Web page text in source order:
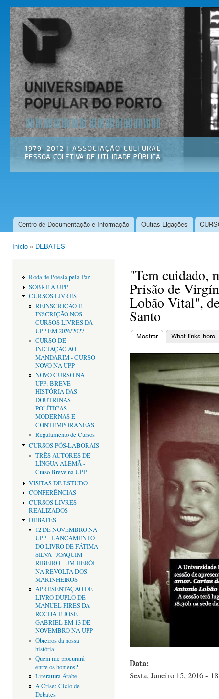
Universidade
Popular do
Porto
Associação
Cultural
Menu principal
Centro de Documentação e Informação Outras Ligações
Início » DEBATES
Roda de Poesia pela Paz
SOBRE A UPP
CURSOS LIVRES
REINSCRIÇÃO E
INSCRIÇÃO NOS
CURSOS LIVRES DA
UPP EM 2026/2027
CURSO DE
INICIAÇÃO AO
MANDARIM - CURSO
NOVO NA UPP
NOVO CURSO NA
UPP: BREVE
HISTÓRIA DAS
DOUTRINAS
POLÍTICAS
MODERNAS E
CONTEMPORÂNEAS
Regulamento de Cursos
CURSOS PÓS-LABORAIS
TRÊS AUTORES DE
LÍNGUA ALEMÃ -
Curso Breve na UPP
VISITAS DE ESTUDO
CONFERÊNCIAS
CURSOS LIVRES
REALIZADOS
DEBATES
12 DE NOVEMBRO NA
UPP - LANÇAMENTO
DO LIVRO DE FÁTIMA
SILVA "JOAQUIM
RIBEIRO - UM HERÓI
NA REVOLTA DOS
MARINHEIROS
APRESENTAÇÃO DE
LIVRO DUPLO DE
MANUEL PIRES DA
ROCHA E JOSÉ
GABRIEL EM 13 DE
NOVEMBRO NA UPP
Obreiros da nossa
história
Quem me procurará
entre os homens?
Literatura Árabe
A Crise: Ciclo de
Debates
"Tem cuidado,
Prisão de
Lobão Vital",
Santo
Separadores
Mostrar(separador ativo)
What links here
Data:
Sexta, Janeiro 15, 2016 -